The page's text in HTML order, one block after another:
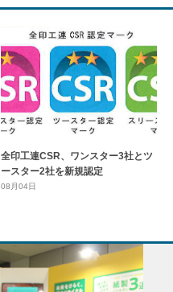
全印工連CSR、ワンスター3社とツ
ースター2社を新規認定
08月04日